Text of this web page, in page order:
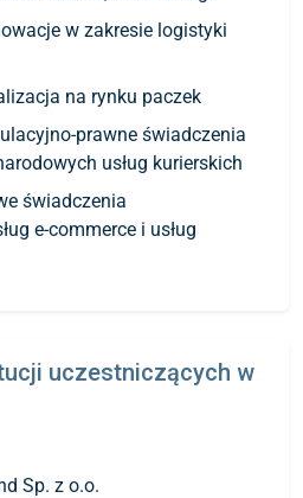
w zakresie logistyki
na rynku paczek
prawne świadczenia
usług kurierskich
świadczenia
e-commerce i usług
uczestniczących w
Sp. z o.o.